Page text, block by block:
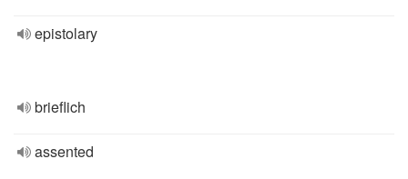
epistolary
brieflich
assented